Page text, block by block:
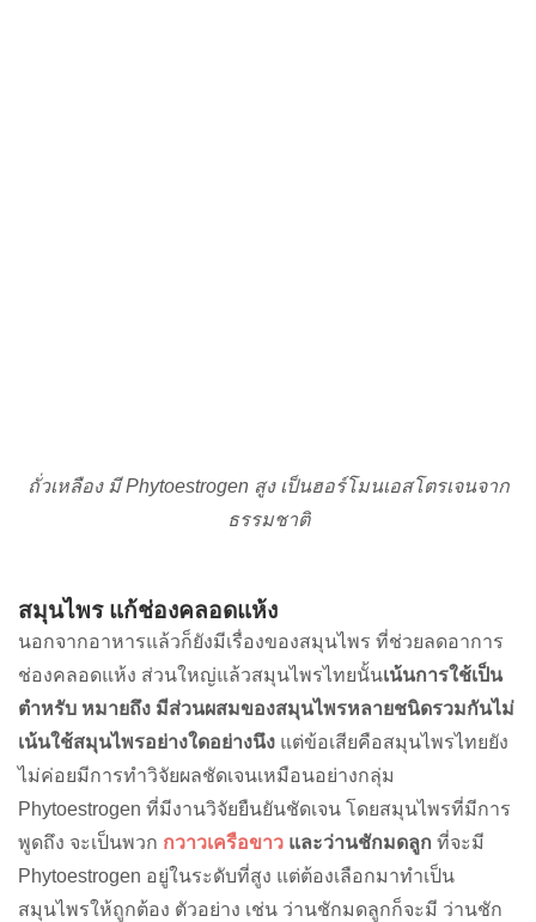
ถั่วเหลือง มี Phytoestrogen สูง เป็นฮอร์โมนเอสโตรเจนจาก
ธรรมชาติ
สมุนไพร แก้ช่องคลอดแห้ง
นอกจากอาหารแล้วก็ยังมีเรื่องของสมุนไพร ที่ช่วยลดอาการ
ช่องคลอดแห้ง ส่วนใหญ่แล้วสมุนไพรไทยนั้นเน้นการใช้เป็น
ตำหรับ หมายถึง มีส่วนผสมของสมุนไพรหลายชนิดรวมกันไม่
เน้นใช้สมุนไพรอย่างใดอย่างนึง แต่ข้อเสียคือสมุนไพรไทยยัง
ไม่ค่อยมีการทำวิจัยผลชัดเจนเหมือนอย่างกลุ่ม
Phytoestrogen ที่มีงานวิจัยยืนยันชัดเจน โดยสมุนไพรที่มีการ
พูดถึง จะเป็นพวก กวาวเครือขาว และว่านชักมดลูก ที่จะมี
Phytoestrogen อยู่ในระดับที่สูง แต่ต้องเลือกมาทำเป็น
สมุนไพรให้ถูกต้อง ตัวอย่าง เช่น ว่านชักมดลูกก็จะมี ว่านชัก